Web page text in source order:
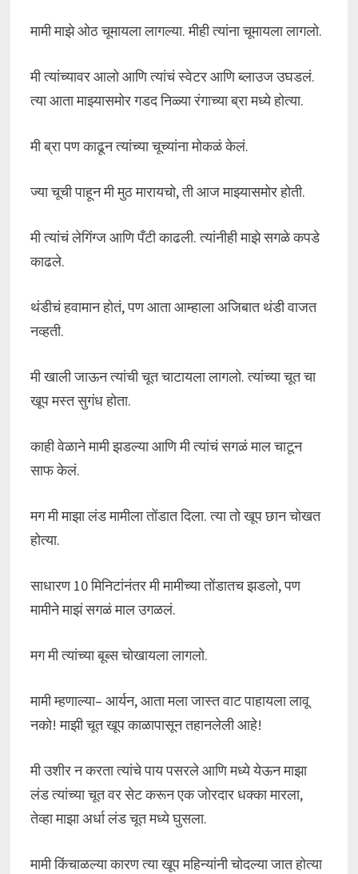
मामी माझे ओठ चूमायला लागल्या. मीही त्यांना चूमायला लागलो.
मी त्यांच्यावर आलो आणि त्यांचं स्वेटर आणि ब्लाउज उघडलं.
त्या आता माझ्यासमोर गडद निळ्या रंगाच्या ब्रा मध्ये होत्या.
मी ब्रा पण काढून त्यांच्या चूच्यांना मोकळं केलं.
ज्या चूची पाहून मी मुठ मारायचो, ती आज माझ्यासमोर होती.
मी त्यांचं लेगिंग्ज आणि पँटी काढली. त्यांनीही माझे सगळे कपडे
काढले.
थंडीचं हवामान होतं, पण आता आम्हाला अजिबात थंडी वाजत
नव्हती.
मी खाली जाऊन त्यांची चूत चाटायला लागलो. त्यांच्या चूत चा
खूप मस्त सुगंध होता.
काही वेळाने मामी झडल्या आणि मी त्यांचं सगळं माल चाटून
साफ केलं.
मग मी माझा लंड मामीला तोंडात दिला. त्या तो खूप छान चोखत
होत्या.
साधारण 10 मिनिटांनंतर मी मामीच्या तोंडातच झडलो, पण
मामीने माझं सगळं माल उगळलं.
मग मी त्यांच्या बूब्स चोखायला लागलो.
मामी म्हणाल्या– आर्यन, आता मला जास्त वाट पाहायला लावू
नको! माझी चूत खूप काळापासून तहानलेली आहे!
मी उशीर न करता त्यांचे पाय पसरले आणि मध्ये येऊन माझा
लंड त्यांच्या चूत वर सेट करून एक जोरदार धक्का मारला,
तेव्हा माझा अर्धा लंड चूत मध्ये घुसला.
मामी किंचाळल्या कारण त्या खूप महिन्यांनी चोदल्या जात होत्या